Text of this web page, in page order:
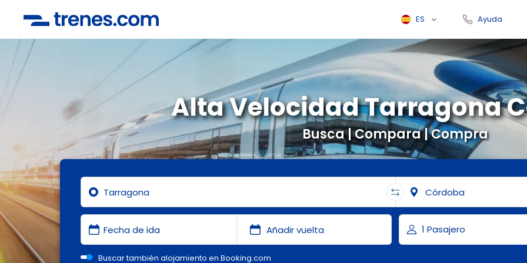
ES Ayuda
Busca | Compara | Compra
Alta Velocidad Tarragona
Buscar también alojamiento en Booking.com